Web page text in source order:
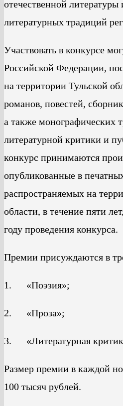
отечественной литературы
литературных традиций
Участвовать в конкурсе
Российской Федерации,
на территории Тульской
романов, повестей,
а также монографических
литературной критики и
конкурс принимаются
опубликованные в
распространяемых на
области, в течение пяти
году проведения конкурса.
Премии присуждаются в
1. «Поэзия»;
2. «Проза»;
3. «Литературная
Размер премии в каждой
100 тысяч рублей.